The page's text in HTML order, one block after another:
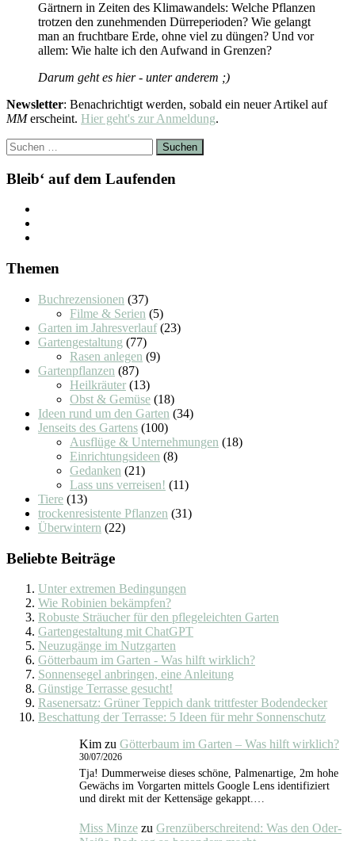
Gärtnern in Zeiten des Klimawandels: Welche Pflanzen
trotzen den zunehmenden Dürreperioden? Wie gelangt
man an fruchtbare Erde, ohne viel zu düngen? Und vor
allem: Wie halte ich den Aufwand in Grenzen?
Darum geht es hier - unter anderem ;)
Newsletter: Benachrichtigt werden, sobald ein neuer Artikel auf
MMerscheint. Hier geht's zur Anmeldung.
Suchen
nach:
Bleib‘ auf dem Laufenden
Themen
Buchrezensionen (37)
Filme & Serien (5)
Garten im Jahresverlauf(23)
Gartengestaltung (77)
Rasen anlegen (9)
Gartenpflanzen (87)
Heilkräuter (13)
Obst & Gemüse (18)
Ideen rund um den Garten (34)
Jenseits des Gartens (100)
Ausflüge & Unternehmungen (18)
Einrichtungsideen (8)
Gedanken (21)
Lass uns verreisen! (11)
Tiere (13)
trockenresistente Pflanzen (31)
Überwintern (22)
Beliebte Beiträge
Unter extremen Bedingungen
Wie Robinien bekämpfen?
Robuste Sträucher für den pflegeleichten Garten
Gartengestaltung mit ChatGPT
Neuzugänge im Nutzgarten
Götterbaum im Garten - Was hilft wirklich?
Sonnensegel anbringen, eine Anleitung
Günstige Terrasse gesucht!
Rasenersatz: Grüner Teppich dank trittfester Bodendecker
Beschattung der Terrasse: 5 Ideen für mehr Sonnenschutz
Kim zu Götterbaum im Garten – Was hilft wirklich?
30/07/2026
Tja! Dummerweise dieses schöne, Palmenartige, 2m hohe
Gewächs im Vorgarten mittels Google Lens identifiziert
und direkt mit der Kettensäge gekappt.…
Miss Minze zu Grenzüberschreitend: Was den Oder-